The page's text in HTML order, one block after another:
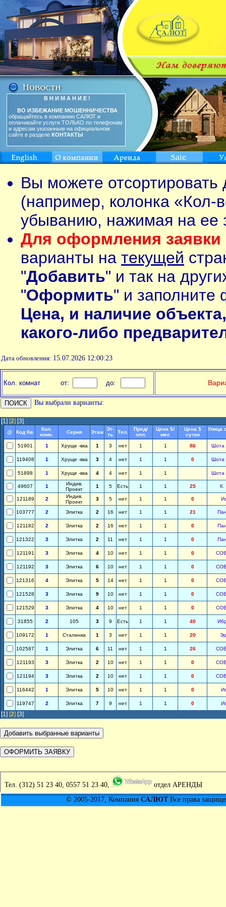
В Н И М А Н И Е !
ВО ИЗБЕЖАНИЕ МОШЕННИЧЕСТВА
обращайтесь в компанию САЛЮТ и
оплачивайте услуги ТОЛЬКО по телефонам
и адресам указанным на официальном
сайте в разделе КОНТАКТЫ
Вы можете
(например, колонка «Кол-
убыванию, нажимая на ее
Для оформления заявки
варианты на текущей
"Добавить" и так на
"Оформить" и заполните
Цена, и наличие
какого-либо
Дата обновления: 15.07.2026 12:00:23
Кол. комнат от: до:
Вы выбрали варианты:
[1] [2] [3]
@ Код Кв.
Кол.
комн.
Серия Этаж
Эт-
ть
Тел.
Пред/
опл.
Цена $/
мес
Цена $
сутки
Улица
51901 1 Хруще -вка 1 3 нет 1 1 86 Шота
119408 1 Хруще -вка 3 4 нет 1 1 0 Шота
51898 1 Хруще -вка 4 4 нет 1 1 Шота
49607 1
Индив.
Проект
1 5 Есть 1 1 25 К.
121189 2
Индив.
Проект
3 5 нет 1 1 0
103777 2 Элитка 2 16 нет 1 1 21
121182 2 Элитка 2 16 нет 1 1 0
121322 3 Элитка 2 11 нет 1 1 0
121191 3 Элитка 4 10 нет 1 1 0
121192 3 Элитка 6 10 нет 1 1 0
121316 4 Элитка 5 14 нет 1 1 0
121528 3 Элитка 9 10 нет 1 1 0
121529 3 Элитка 4 10 нет 1 1 0
31855 2 105 3 9 Есть 1 1 40
109172 1 Сталинка 1 3 нет 1 1 20
102587 1 Элитка 6 11 нет 1 1 26
121193 3 Элитка 2 10 нет 1 1 0
121194 3 Элитка 2 10 нет 1 1 0
116442 1 Элитка 5 10 нет 1 1 0
119747 2 Элитка 7 9 нет 1 1 0
[1] [2] [3]
Тел. (312) 51 23 40, 0557 51 23 40,
отдел АРЕНДЫ
© 2005-2017, Компания САЛЮТВсе права